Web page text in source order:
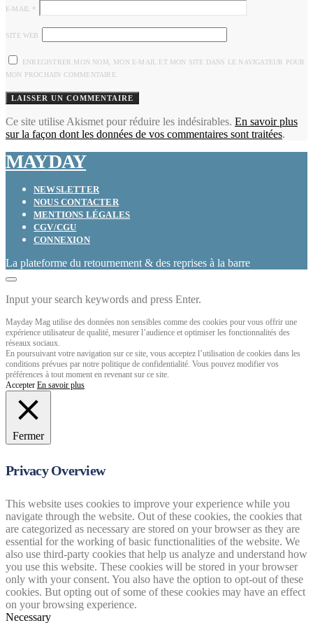
E-MAIL *
SITE WEB
ENREGISTRER MON NOM, MON E-MAIL ET MON SITE DANS LE NAVIGATEUR POUR
MON PROCHAIN COMMENTAIRE.
Ce site utilise Akismet pour réduire les indésirables. En savoir plus
sur la façon dont les données de vos commentaires sont traitées.
MAYDAY
NEWSLETTER
NOUS CONTACTER
MENTIONS LÉGALES
CGV/CGU
CONNEXION
La plateforme du retournement & des reprises à la barre
Input your search keywords and press Enter.
Mayday Mag utilise des données non sensibles comme des cookies pour vous offrir une
expérience utilisateur de qualité, mesurer l’audience et optimiser les fonctionnalités des
réseaux sociaux.
En poursuivant votre navigation sur ce site, vous acceptez l’utilisation de cookies dans les
conditions prévues par notre politique de confidentialité. Vous pouvez modifier vos
préférences à tout moment en revenant sur ce site.
Accepter En savoir plus
Fermer
Privacy Overview
This website uses cookies to improve your experience while you
navigate through the website. Out of these cookies, the cookies that
are categorized as necessary are stored on your browser as they are
essential for the working of basic functionalities of the website. We
also use third-party cookies that help us analyze and understand how
you use this website. These cookies will be stored in your browser
only with your consent. You also have the option to opt-out of these
cookies. But opting out of some of these cookies may have an effect
on your browsing experience.
Necessary